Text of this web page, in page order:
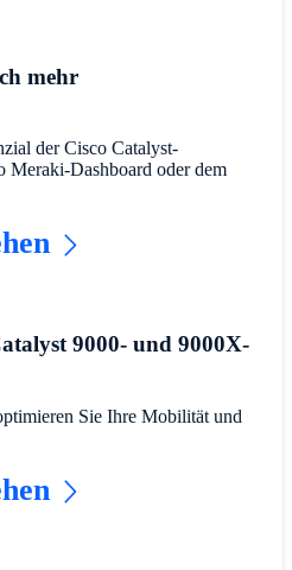
mehr
der Cisco Catalyst-
Meraki-Dashboard oder dem
9000- und 9000X-
Sie Ihre Mobilität und